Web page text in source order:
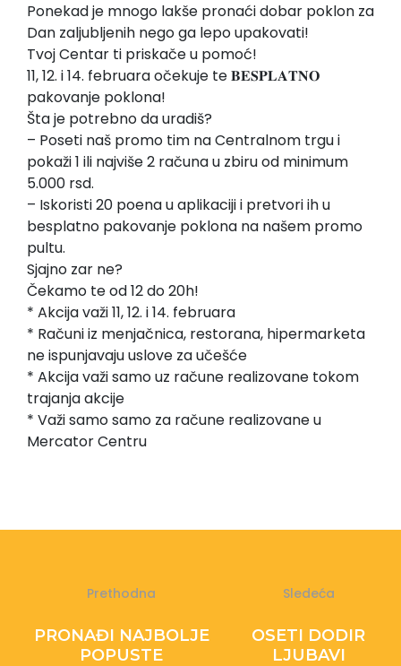
Ponekad je mnogo lakše pronaći dobar poklon za
Dan zaljubljenih nego ga lepo upakovati!
Tvoj Centar ti priskače u pomoć!
11, 12. i 14. februara očekuje te 𝐁𝐄𝐒𝐏𝐋𝐀𝐓𝐍𝐎
pakovanje poklona!
Šta je potrebno da uradiš?
– Poseti naš promo tim na Centralnom trgu i
pokaži 1 ili najviše 2 računa u zbiru od minimum
5.000 rsd.
– Iskoristi 20 poena u aplikaciji i pretvori ih u
besplatno pakovanje poklona na našem promo
pultu.
Sjajno zar ne?
Čekamo te od 12 do 20h!
* Akcija važi 11, 12. i 14. februara
* Računi iz menjačnica, restorana, hipermarketa
ne ispunjavaju uslove za učešće
* Akcija važi samo uz račune realizovane tokom
trajanja akcije
* Važi samo samo za račune realizovane u
Mercator Centru
Prethodna
PRONAĐI NAJBOLJE
POPUSTE
Sledeća
OSETI DODIR
LJUBAVI